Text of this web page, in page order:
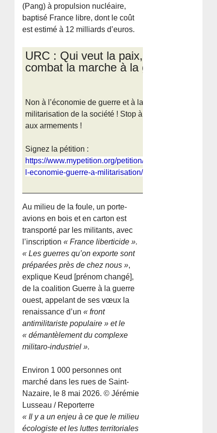
(Pang) à propulsion nucléaire,
baptisé France libre, dont le coût
est estimé à 12 milliards d’euros.
URC : Qui veut la paix,
combat la marche à la guerre !
Non à l’économie de guerre et à la
militarisation de la société ! Stop à la course
aux armements !
Signez la pétition :
https://www.mypetition.org/petition/politique/a-
l-economie-guerre-a-militarisation/276092
Au milieu de la foule, un porte-
avions en bois et en carton est
transporté par les militants, avec
l’inscription« France liberticide ».
« Les guerres qu’on exporte sont
préparées près de chez nous »,
explique Keud [prénom changé],
de la coalition Guerre à la guerre
ouest, appelant de ses vœux la
renaissance d’un« front
antimilitariste populaire » et le
« démantèlement du complexe
militaro-industriel ».
Environ 1 000 personnes ont
marché dans les rues de Saint-
Nazaire, le 8 mai 2026. © Jérémie
Lusseau / Reporterre
« Il y a un enjeu à ce que le milieu
écologiste et les luttes territoriales